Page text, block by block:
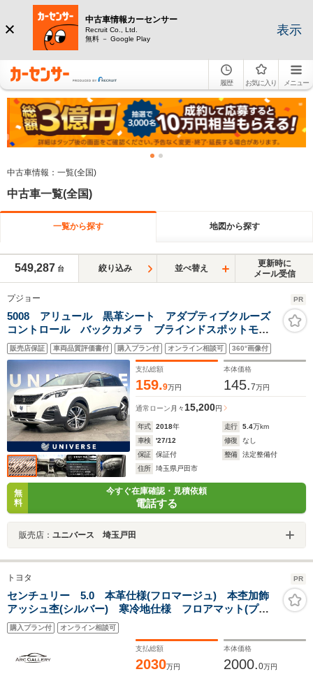
中古車情報カーセンサー
Recruit Co., Ltd.
無料 － Google Play
表示
履歴 お気に入り メニュー
中古車情報：一覧(全国)
中古車一覧(全国)
一覧から探す 地図から探す
549,287 台 絞り込み 並べ替え
更新時に
メール受信
プジョー PR
5008 アリュール 黒革シート アダプティブクルーズ
コントロール バックカメラ ブラインドスポットモニ
ター 3列シート 電動リアゲート 運転席パワーシー
ト LEDヘッドライト Bluetooth ETC
販売店保証 車両品質評価書付 購入プラン付 オンライン相談可 360°画像付
支払総額
159.9万円
本体価格
145.7万円
通常ローン 月々15,200円
年式 2018年 走行 5.4万km
車検
'27/12 修復
なし
保証
保証付 整備
法定整備付
住所
埼玉県戸田市
無
料
今すぐ在庫確認・見積依頼
電話する
販売店： ユニバース 埼玉戸田
トヨタ PR
センチュリー 5.0 本革仕様(フロマージュ) 本杢加飾
アッシュ杢(シルバー) 寒冷地仕様 フロアマット(プレ
ステージタイプ) 純正サイドバイザー 純正18インチ
AW レーザー&レーダー探知機(Z900L) ドライブレコー
購入プラン付 オンライン相談可
支払総額
2030万円
本体価格
2000.0万円